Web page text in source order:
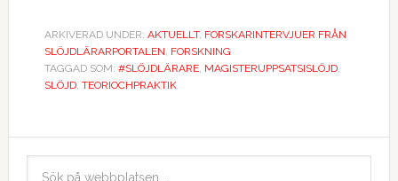
ARKIVERAD UNDER: AKTUELLT, FORSKARINTERVJUER FRÅN
SLÖJDLÄRARPORTALEN, FORSKNING
TAGGAD SOM: #SLÖJDLÄRARE, MAGISTERUPPSATSISLÖJD,
SLÖJD, TEORIOCHPRAKTIK